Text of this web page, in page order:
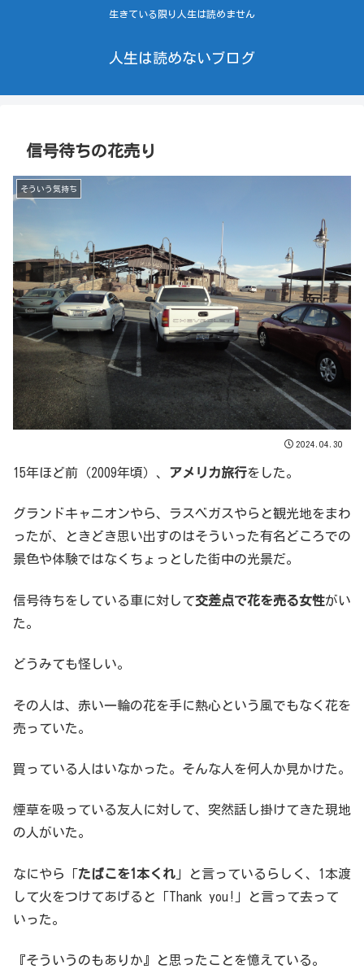
生きている限り人生は読めません
人生は読めないブログ
信号待ちの花売り
そういう気持ち
2024.04.30
15年ほど前（2009年頃）、 アメリカ旅行をした。
グランドキャニオンやら、ラスベガスやらと観光地をまわ
ったが、ときどき思い出すのはそういった有名どころでの
景色や体験ではなくちょっとした街中の光景だ。
信号待ちをしている車に対して交差点で花を売る女性がい
た。
どうみても怪しい。
その人は、赤い一輪の花を手に熱心という風でもなく花を
売っていた。
買っている人はいなかった。そんな人を何人か見かけた。
煙草を吸っている友人に対して、突然話し掛けてきた現地
の人がいた。
なにやら「たばこを1本くれ 」と言っているらしく、1本渡
して火をつけてあげると「Thank you!」と言って去って
いった。
『そういうのもありか』と思ったことを憶えている。